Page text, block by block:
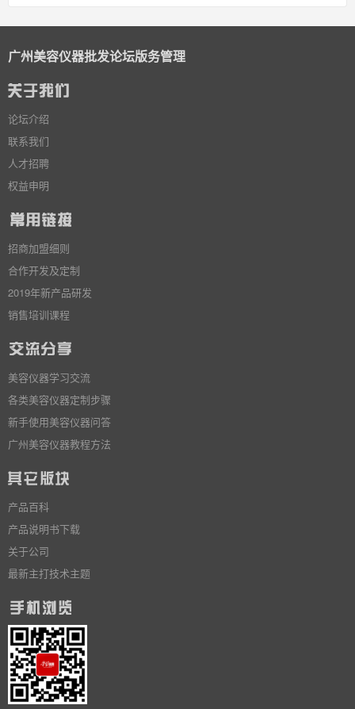
广州美容仪器批发论坛版务管理
论坛介绍
联系我们
人才招聘
权益申明
招商加盟细则
合作开发及定制
2019年新产品研发
销售培训课程
美容仪器学习交流
各类美容仪器定制步骤
新手使用美容仪器问答
广州美容仪器教程方法
产品百科
产品说明书下载
关于公司
最新主打技术主题